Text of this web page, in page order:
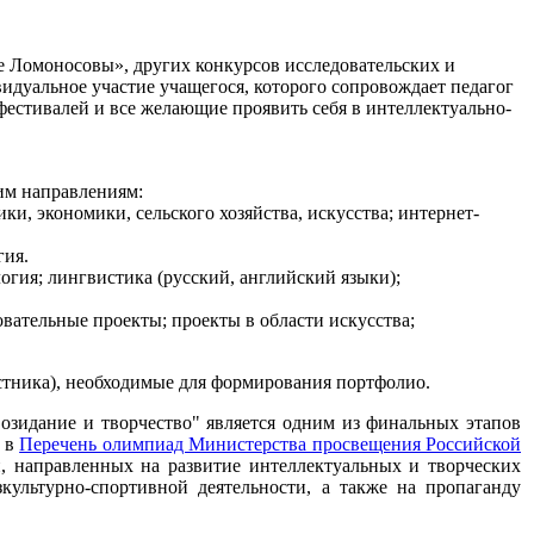
других конкурсов исследовательских и
участие учащегося, которого сопровождает педагог
и все желающие проявить себя в интеллектуально-
направлениям:
экономики, сельского хозяйства, искусства; интернет-
лингвистика (русский, английский языки);
проекты; проекты в области искусства;
необходимые для формирования портфолио.
и творчество" является одним из финальных этапов
вПеречень олимпиад Министерства просвещения Российской
на развитие интеллектуальных и творческих
спортивной деятельности, а также на пропаганду